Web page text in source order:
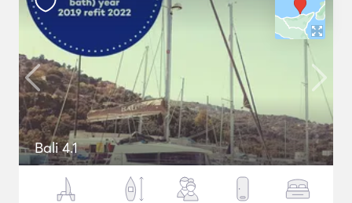
Bali 4.1